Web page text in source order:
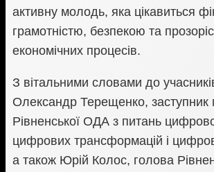
активну молодь, яка цікавиться
грамотністю, безпекою та
економічних процесів.
З вітальними словами до
Олександр Терещенко, заступник
Рівненської ОДА з питань
цифрових трансформацій і
а також Юрій Колос, голова